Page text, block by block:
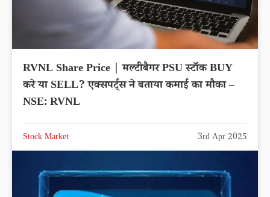
RVNL Share Price | मल्टीबैगर PSU स्टॉक BUY
करे या SELL? एक्सपर्ट्स ने बताया कमाई का मौका –
NSE: RVNL
Stock Market 3rd Apr 2025